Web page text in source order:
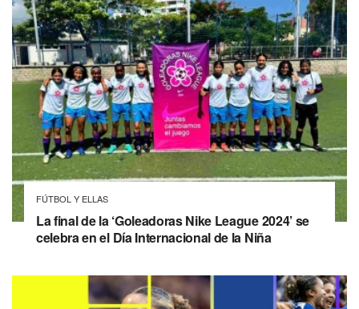
FÚTBOL Y ELLAS
La final de la ‘Goleadoras Nike League 2024’ se
celebra en el Día Internacional de la Niña